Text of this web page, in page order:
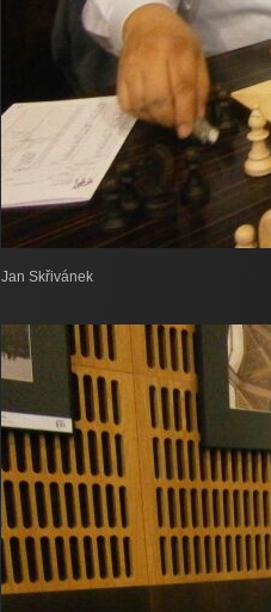
Jan Skřivánek